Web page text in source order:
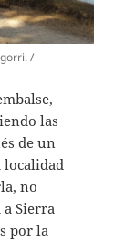
/
las
de un
localidad
no
a Sierra
por la